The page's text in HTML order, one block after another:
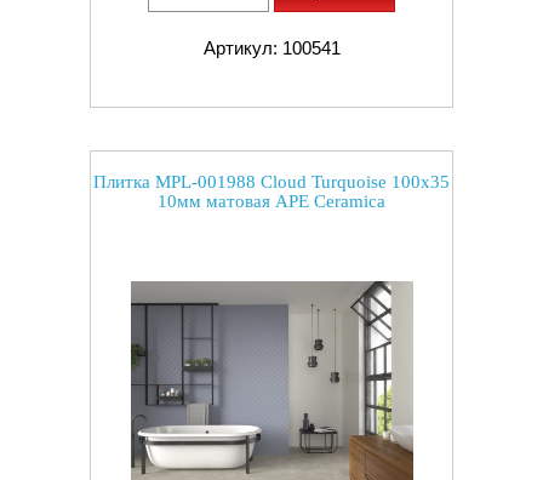
Артикул: 100541
Плитка MPL-001988 Cloud Turquoise 100x35
10мм матовая APE Ceramica